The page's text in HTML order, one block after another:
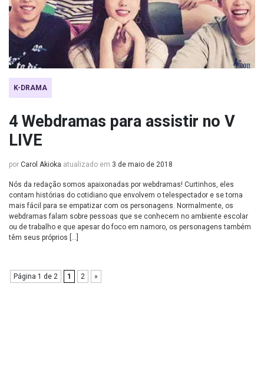
K-DRAMA
4 Webdramas para assistir no V
LIVE
por Carol Akioka atualizado em 3 de maio de 2018
Nós da redação somos apaixonadas por webdramas! Curtinhos, eles
contam histórias do cotidiano que envolvem o telespectador e se torna
mais fácil para se empatizar com os personagens. Normalmente, os
webdramas falam sobre pessoas que se conhecem no ambiente escolar
ou de trabalho e que apesar do foco em namoro, os personagens também
têm seus próprios […]
Página 1 de 2 1 2 »